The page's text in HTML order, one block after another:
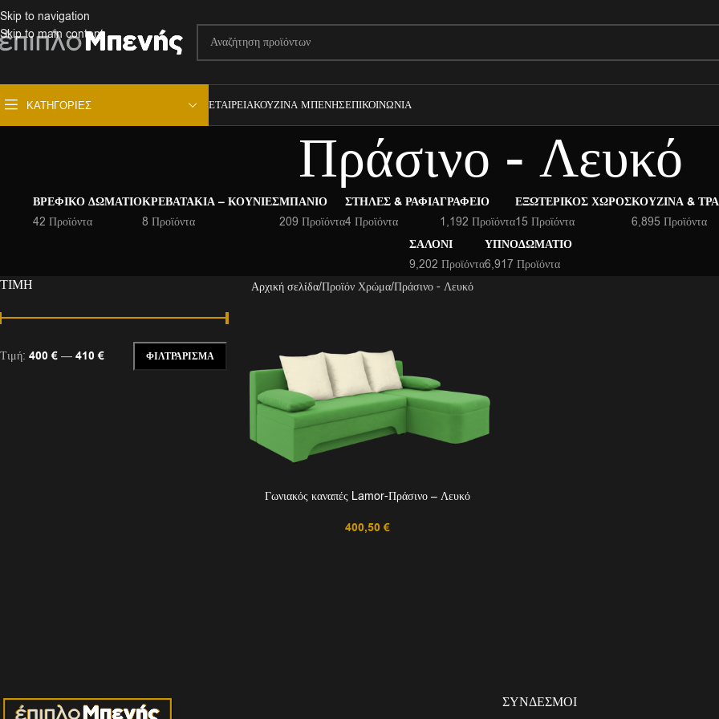
Skip to navigation
Skip to main content
ΚΑΤΗΓΟΡΊΕΣ ΕΤΑΙΡΕΊΑΚΟΥΖΊΝΑ ΜΠΕΝΉΣΕΠΙΚΟΙΝΩΝΊΑ
Πράσινο - Λευκό
ΒΡΕΦΙΚΌ ΔΩΜΆΤΙΟ
42 Προϊόντα
ΚΡΕΒΑΤΆΚΙΑ – ΚΟΎΝΙΕΣ
8 Προϊόντα
ΜΠΆΝΙΟ
209 Προϊόντα
ΣΤΉΛΕΣ & ΡΆΦΙΑ
4 Προϊόντα
ΓΡΑΦΕΊΟ
1,192 Προϊόντα
ΕΞΩΤΕΡΙΚΌΣ ΧΏΡΟΣ
15 Προϊόντα
ΚΟΥΖΊΝΑ &
6,895 Προϊόντα
ΣΑΛΌΝΙ
9,202 Προϊόντα
ΥΠΝΟΔΩΜΆΤΙΟ
6,917 Προϊόντα
ΤΙΜΉ
ΦΙΛΤΡΆΡΙΣΜΑ
Τιμή: 400 € — 410 €
Αρχική σελίδα Προϊόν Χρώμα Πράσινο - Λευκό
Γωνιακός καναπές Lamor-Πράσινο – Λευκό
400,50 €
ΣΎΝΔΕΣΜΟΙ